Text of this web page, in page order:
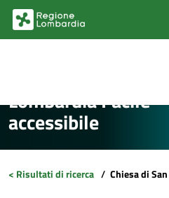
Vai al contenuto principale
Vai al footer
Lombardia Facile -
accessibile
< Risultati di ricerca / Chiesa di